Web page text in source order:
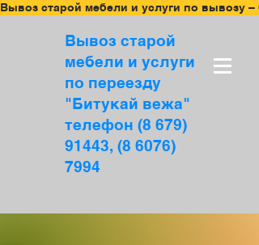
Вывоз старой
мебели и услуги
по переезду
"Битукай вежа"
телефон (8 679)
91443, (8 6076)
7994
Вывоз старой мебели и услуги по вывозу